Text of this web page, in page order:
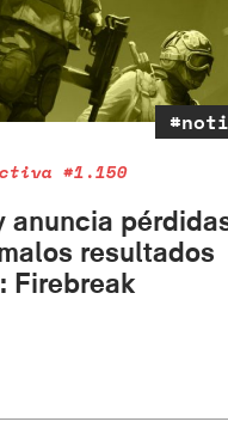
#1.150
anuncia
resultados
Firebreak